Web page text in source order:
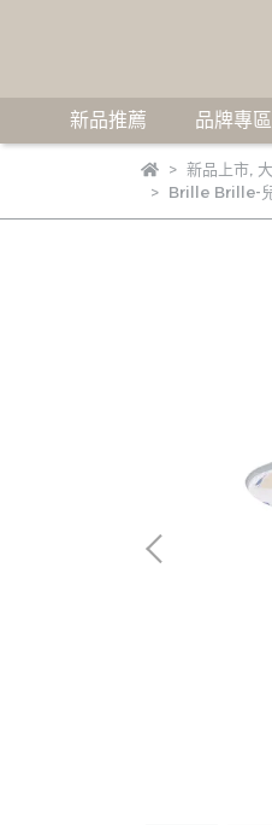
新品推薦 品牌專區
新品上市,
Brille Brille-